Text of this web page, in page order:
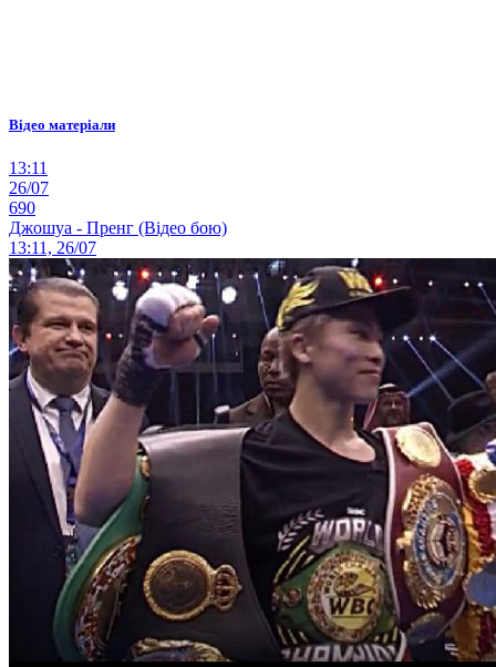
Відео матеріали
13:11
26/07
690
Джошуа - Пренг (Відео бою)
13:11, 26/07